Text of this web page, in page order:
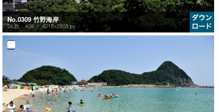
No.0309 竹野海岸
DL数：408 ／4215×2805 px